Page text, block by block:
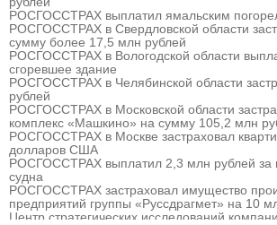
РОСГОССТРАХ выплатил ямальским
РОСГОССТРАХ в Свердловской области
сумму более 17,5 млн рублей
РОСГОССТРАХ в Вологодской области
сгоревшее здание
РОСГОССТРАХ в Челябинской области
рублей
РОСГОССТРАХ в Московской области
комплекс «Машкино» на сумму 105,2 млн
РОСГОССТРАХ в Москве застраховал
долларов США
РОСГОССТРАХ выплатил 2,3 млн рублей за
судна
РОСГОССТРАХ застраховал имущество
предприятий группы «Руссдрагмет» на 10
Центр стратегических исследований